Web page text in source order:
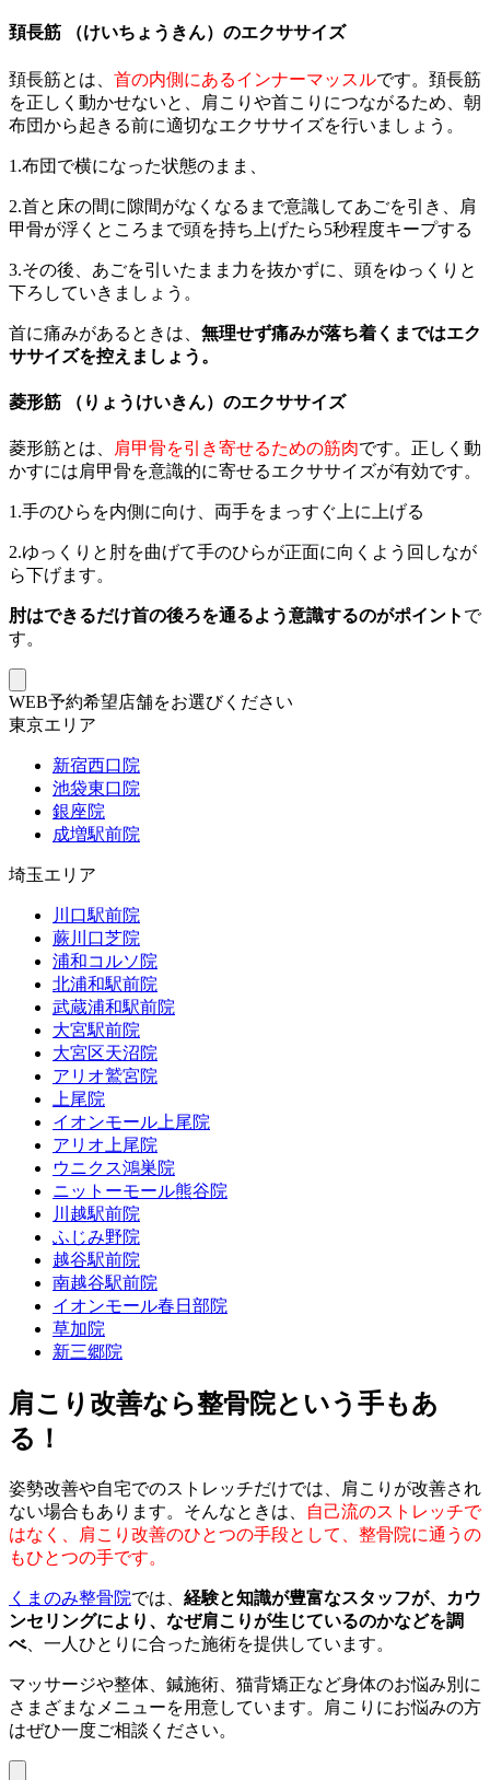
頚長筋 （けいちょうきん）のエクササイズ
頚長筋とは、 首の内側にあるインナーマッスルです。頚長筋
を正しく動かせないと、肩こりや首こりにつながるため、朝
布団から起きる前に適切なエクササイズを行いましょう。
1.布団で横になった状態のまま、
2.首と床の間に隙間がなくなるまで意識してあごを引き、肩
甲骨が浮くところまで頭を持ち上げたら5秒程度キープする
3.その後、あごを引いたまま力を抜かずに、頭をゆっくりと
下ろしていきましょう。
首に痛みがあるときは、 無理せず痛みが落ち着くまではエク
ササイズを控えましょう。
菱形筋 （りょうけいきん）のエクササイズ
菱形筋とは、 肩甲骨を引き寄せるための筋肉です。正しく動
かすには肩甲骨を意識的に寄せるエクササイズが有効です。
1.手のひらを内側に向け、両手をまっすぐ上に上げる
2.ゆっくりと肘を曲げて手のひらが正面に向くよう回しなが
ら下げます。
肘はできるだけ首の後ろを通るよう意識するのがポイント で
す。
WEB予約希望店舗をお選びください
東京エリア
新宿西口院
池袋東口院
銀座院
成増駅前院
埼玉エリア
川口駅前院
蕨川口芝院
浦和コルソ院
北浦和駅前院
武蔵浦和駅前院
大宮駅前院
大宮区天沼院
アリオ鷲宮院
上尾院
イオンモール上尾院
アリオ上尾院
ウニクス鴻巣院
ニットーモール熊谷院
川越駅前院
ふじみ野院
越谷駅前院
南越谷駅前院
イオンモール春日部院
草加院
新三郷院
肩こり改善なら整骨院という手もあ
る！
姿勢改善や自宅でのストレッチだけでは、肩こりが改善され
ない場合もあります。そんなときは、
自己流のストレッチで
はなく、肩こり改善のひとつの手段として、整骨院に通うの
もひとつの手です。
くまのみ整骨院では、 経験と知識が豊富なスタッフが、カウ
ンセリングにより、なぜ肩こりが生じているのかなどを調
べ、一人ひとりに合った施術を提供しています。
マッサージや整体、鍼施術、猫背矯正など身体のお悩み別に
さまざまなメニューを用意しています。肩こりにお悩みの方
はぜひ一度ご相談ください。